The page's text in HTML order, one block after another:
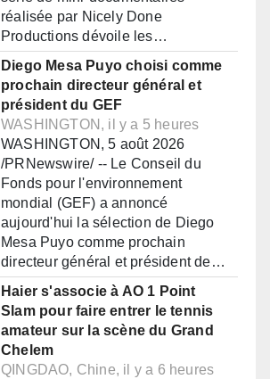
réalisée par Nicely Done
Productions dévoile les…
Diego Mesa Puyo choisi comme
prochain directeur général et
président du GEF
WASHINGTON, il y a 5 heures
WASHINGTON, 5 août 2026
/PRNewswire/ -- Le Conseil du
Fonds pour l'environnement
mondial (GEF) a annoncé
aujourd'hui la sélection de Diego
Mesa Puyo comme prochain
directeur général et président de…
Haier s'associe à AO 1 Point
Slam pour faire entrer le tennis
amateur sur la scène du Grand
Chelem
QINGDAO, Chine, il y a 6 heures